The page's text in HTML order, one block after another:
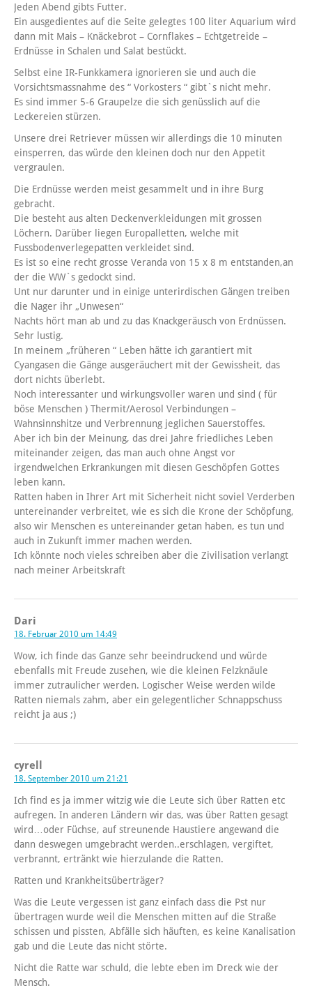
Jeden Abend gibts Futter.
Ein ausgedientes auf die Seite gelegtes 100 liter Aquarium wird
dann mit Mais – Knäckebrot – Cornflakes – Echtgetreide –
Erdnüsse in Schalen und Salat bestückt.
Selbst eine IR-Funkkamera ignorieren sie und auch die
Vorsichtsmassnahme des “ Vorkosters “ gibt`s nicht mehr.
Es sind immer 5-6 Graupelze die sich genüsslich auf die
Leckereien stürzen.
Unsere drei Retriever müssen wir allerdings die 10 minuten
einsperren, das würde den kleinen doch nur den Appetit
vergraulen.
Die Erdnüsse werden meist gesammelt und in ihre Burg
gebracht.
Die besteht aus alten Deckenverkleidungen mit grossen
Löchern. Darüber liegen Europalletten, welche mit
Fussbodenverlegepatten verkleidet sind.
Es ist so eine recht grosse Veranda von 15 x 8 m entstanden,an
der die WW`s gedockt sind.
Unt nur darunter und in einige unterirdischen Gängen treiben
die Nager ihr „Unwesen“
Nachts hört man ab und zu das Knackgeräusch von Erdnüssen.
Sehr lustig.
In meinem „früheren “ Leben hätte ich garantiert mit
Cyangasen die Gänge ausgeräuchert mit der Gewissheit, das
dort nichts überlebt.
Noch interessanter und wirkungsvoller waren und sind ( für
böse Menschen ) Thermit/Aerosol Verbindungen –
Wahnsinnshitze und Verbrennung jeglichen Sauerstoffes.
Aber ich bin der Meinung, das drei Jahre friedliches Leben
miteinander zeigen, das man auch ohne Angst vor
irgendwelchen Erkrankungen mit diesen Geschöpfen Gottes
leben kann.
Ratten haben in Ihrer Art mit Sicherheit nicht soviel Verderben
untereinander verbreitet, wie es sich die Krone der Schöpfung,
also wir Menschen es untereinander getan haben, es tun und
auch in Zukunft immer machen werden.
Ich könnte noch vieles schreiben aber die Zivilisation verlangt
nach meiner Arbeitskraft
Dari
18. Februar 2010 um 14:49
Wow, ich finde das Ganze sehr beeindruckend und würde
ebenfalls mit Freude zusehen, wie die kleinen Felzknäule
immer zutraulicher werden. Logischer Weise werden wilde
Ratten niemals zahm, aber ein gelegentlicher Schnappschuss
reicht ja aus ;)
cyrell
18. September 2010 um 21:21
Ich find es ja immer witzig wie die Leute sich über Ratten etc
aufregen. In anderen Ländern wir das, was über Ratten gesagt
wird…oder Füchse, auf streunende Haustiere angewand die
dann deswegen umgebracht werden..erschlagen, vergiftet,
verbrannt, ertränkt wie hierzulande die Ratten.
Ratten und Krankheitsüberträger?
Was die Leute vergessen ist ganz einfach dass die Pst nur
übertragen wurde weil die Menschen mitten auf die Straße
schissen und pissten, Abfälle sich häuften, es keine Kanalisation
gab und die Leute das nicht störte.
Nicht die Ratte war schuld, die lebte eben im Dreck wie der
Mensch.